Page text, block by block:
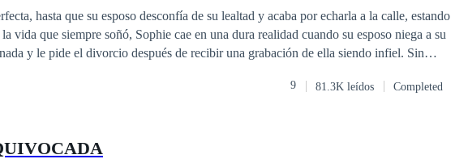
hasta que su esposo desconfía de su lealtad y acaba por echarla a la calle, estando
y le pide el divorcio después de recibir una grabación de ella siendo infiel. Sin
¿Podrá alguna vez recuperar a su esposa o todo terminará entre ellos dos?
9 81.3K leídos Completed